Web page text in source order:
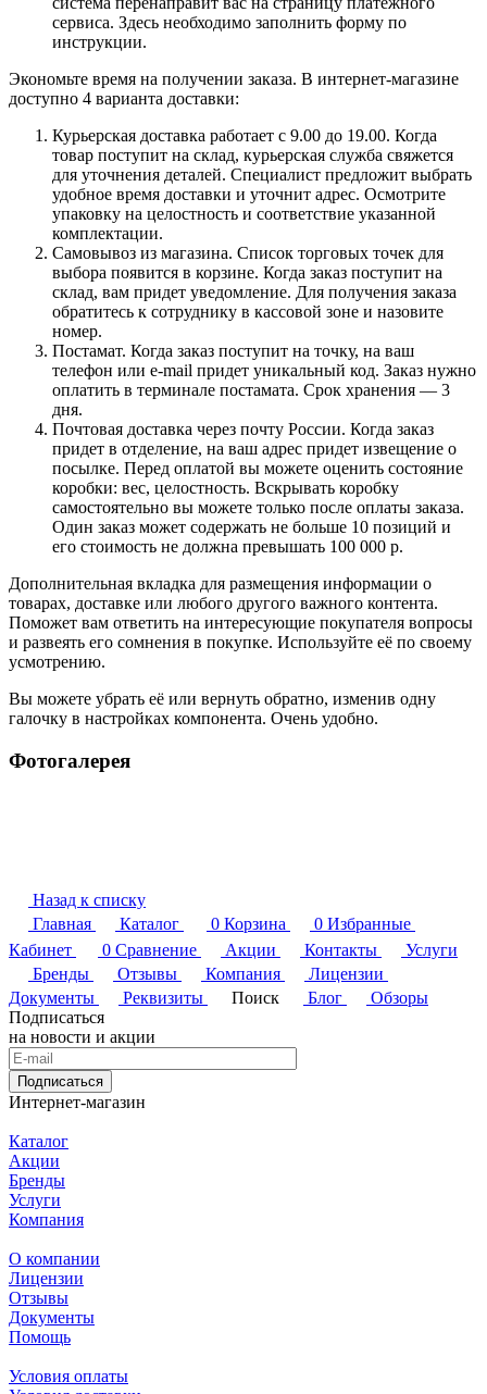
сервиса. Здесь необходимо заполнить форму по
инструкции.
Экономьте время на получении заказа. В интернет-магазине
доступно 4 варианта доставки:
Курьерская доставка работает с 9.00 до 19.00. Когда
товар поступит на склад, курьерская служба свяжется
для уточнения деталей. Специалист предложит выбрать
удобное время доставки и уточнит адрес. Осмотрите
упаковку на целостность и соответствие указанной
комплектации.
Самовывоз из магазина. Список торговых точек для
выбора появится в корзине. Когда заказ поступит на
склад, вам придет уведомление. Для получения заказа
обратитесь к сотруднику в кассовой зоне и назовите
номер.
Постамат. Когда заказ поступит на точку, на ваш
телефон или e-mail придет уникальный код. Заказ нужно
оплатить в терминале постамата. Срок хранения — 3
дня.
Почтовая доставка через почту России. Когда заказ
придет в отделение, на ваш адрес придет извещение о
посылке. Перед оплатой вы можете оценить состояние
коробки: вес, целостность. Вскрывать коробку
самостоятельно вы можете только после оплаты заказа.
Один заказ может содержать не больше 10 позиций и
его стоимость не должна превышать 100 000 р.
Дополнительная вкладка для размещения информации о
товарах, доставке или любого другого важного контента.
Поможет вам ответить на интересующие покупателя вопросы
и развеять его сомнения в покупке. Используйте её по своему
усмотрению.
Вы можете убрать её или вернуть обратно, изменив одну
галочку в настройках компонента. Очень удобно.
Фотогалерея
Назад к списку
Главная
Каталог 0 Корзина 0 Избранные
Кабинет
0 Сравнение Акции Контакты
Услуги
Бренды
Отзывы Компания
Лицензии
Документы
Реквизиты Поиск Блог
Обзоры
Подписаться
на новости и акции
Подписаться
Интернет-магазин
Каталог
Акции
Бренды
Услуги
Компания
О компании
Лицензии
Отзывы
Документы
Помощь
Условия оплаты